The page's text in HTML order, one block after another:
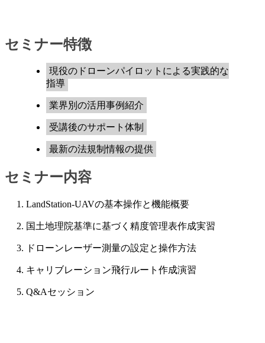
セミナー特徴
現役のドローンパイロットによる実践的な
指導
業界別の活用事例紹介
受講後のサポート体制
最新の法規制情報の提供
セミナー内容
1. LandStation-UAVの基本操作と機能概要
2. 国土地理院基準に基づく精度管理表作成実習
3. ドローンレーザー測量の設定と操作方法
4. キャリブレーション飛行ルート作成演習
5. Q&Aセッション